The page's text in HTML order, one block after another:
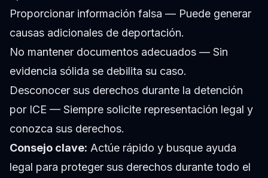
Proporcionar información falsa — Puede generar
causas adicionales de deportación.
No mantener documentos adecuados — Sin
evidencia sólida se debilita su caso.
Desconocer sus derechos durante la detención
por ICE — Siempre solicite representación legal y
conozca sus derechos.
Consejo clave: Actúe rápido y busque ayuda
legal para proteger sus derechos durante todo el